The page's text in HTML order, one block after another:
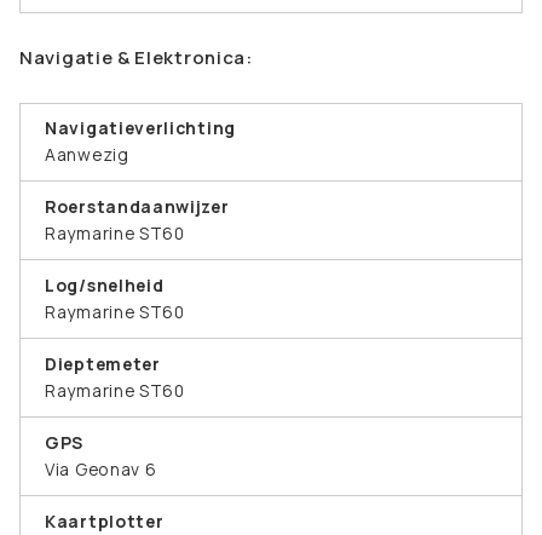
Navigatie & Elektronica:
Navigatieverlichting
Aanwezig
Roerstandaanwijzer
Raymarine ST60
Log/snelheid
Raymarine ST60
Dieptemeter
Raymarine ST60
GPS
Via Geonav 6
Kaartplotter